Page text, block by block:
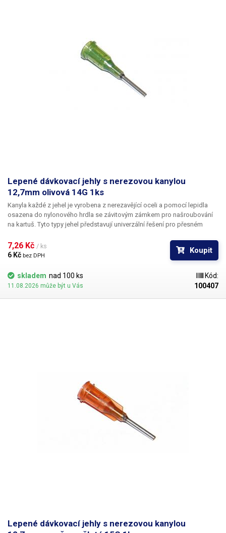
Lepené dávkovací jehly s nerezovou kanylou
12,7mm olivová 14G 1ks
Kanyla každé z jehel je vyrobena z nerezavějící oceli a pomocí lepidla
osazena do nylonového hrdla se závitovým zámkem pro našroubování
na kartuš. Tyto typy jehel představují univerzální řešení pro přesném
silikony, epoxidy, lepidla... Každá z jehel je vybavena dvojitým závitem a
zámkovým systémem ke spolehlivému a rychlému uchycení
7,26 Kč / ks
6 Kč bez DPH
Koupit
skladem nad 100 ks
11.08.2026 může být u Vás
Kód:
100407
Lepené dávkovací jehly s nerezovou kanylou